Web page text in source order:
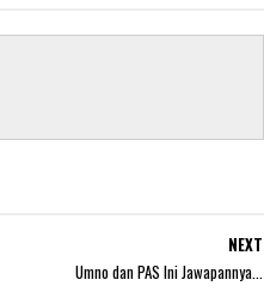
NEXT
Umno dan PAS Ini Jawapannya...